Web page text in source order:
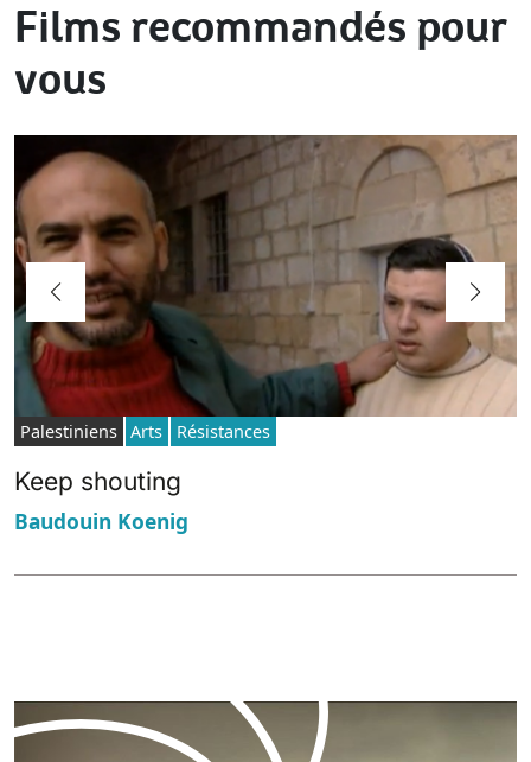
Films recommandés pour
vous
Palestiniens Arts Résistances
Keep shouting
Baudouin Koenig